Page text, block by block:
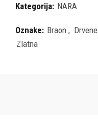
Kategorija: NARA
Oznake: Braon , Drvene
Zlatna